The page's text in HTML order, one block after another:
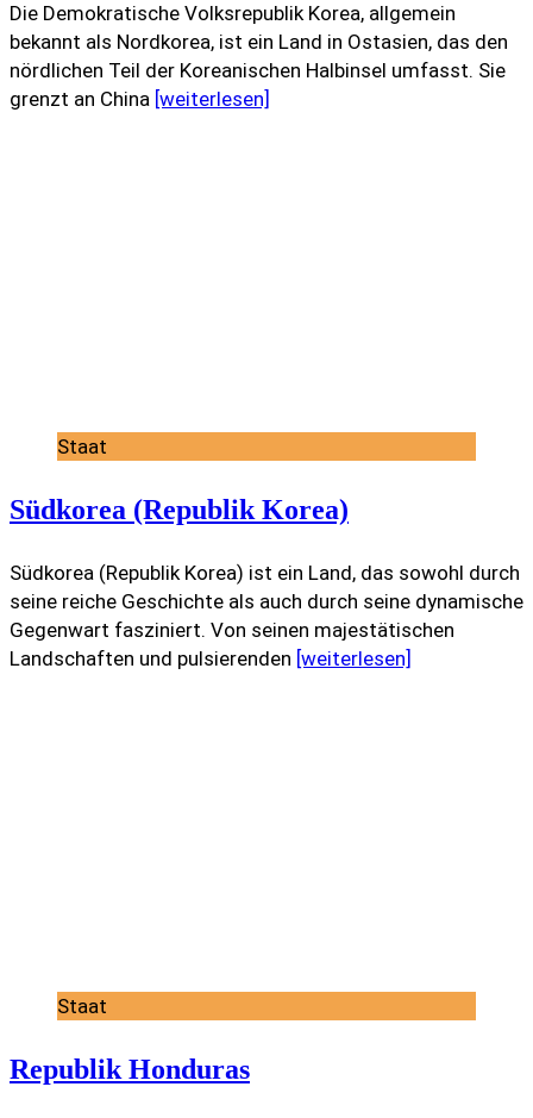
Die Demokratische Volksrepublik Korea, allgemein
bekannt als Nordkorea, ist ein Land in Ostasien, das den
nördlichen Teil der Koreanischen Halbinsel umfasst. Sie
grenzt an China [weiterlesen]
Staat
Südkorea (Republik Korea)
Südkorea (Republik Korea) ist ein Land, das sowohl durch
seine reiche Geschichte als auch durch seine dynamische
Gegenwart fasziniert. Von seinen majestätischen
Landschaften und pulsierenden [weiterlesen]
Staat
Republik Honduras